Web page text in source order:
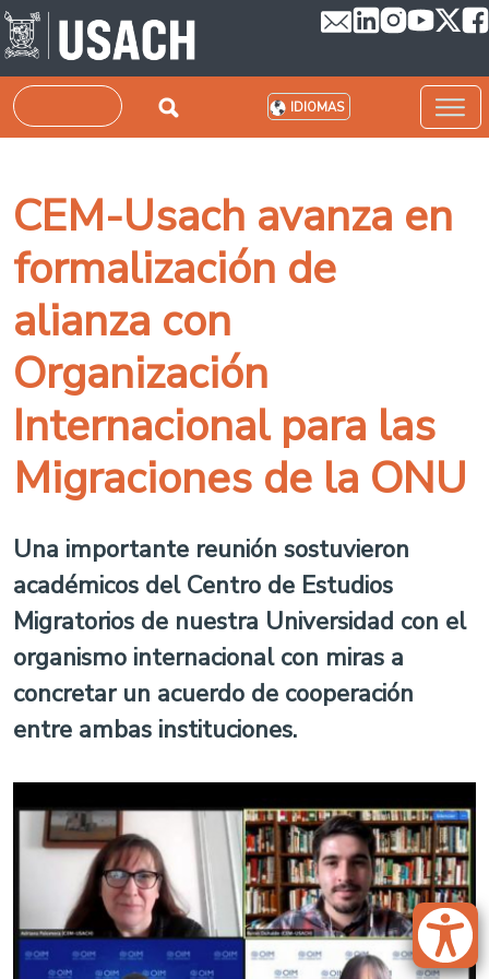
Pasar al contenido principal
Buscar IDIOMAS
CEM-Usach avanza en
formalización de
alianza con
Organización
Internacional para las
Migraciones de la ONU
Una importante reunión sostuvieron
académicos del Centro de Estudios
Migratorios de nuestra Universidad con el
organismo internacional con miras a
concretar un acuerdo de cooperación
entre ambas instituciones.